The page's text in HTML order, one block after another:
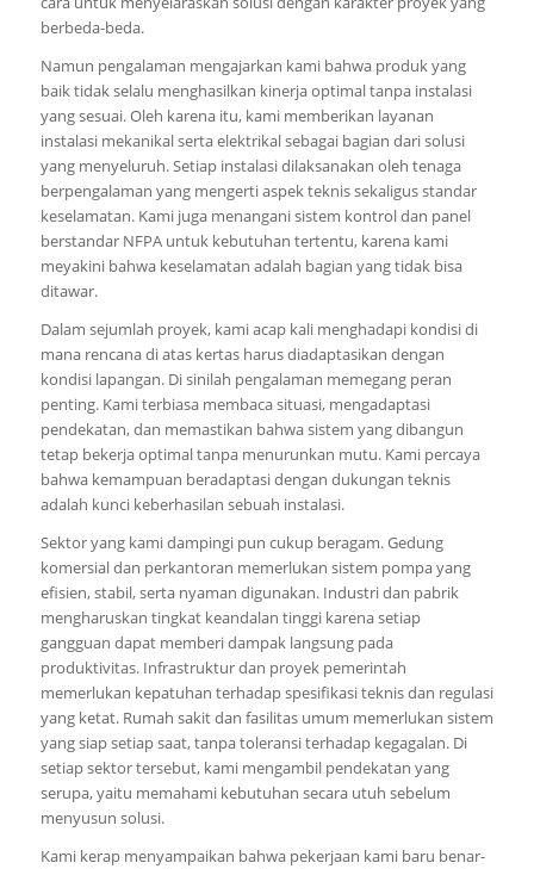
berbeda-beda.
Namun pengalaman mengajarkan kami bahwa produk yang
baik tidak selalu menghasilkan kinerja optimal tanpa instalasi
yang sesuai. Oleh karena itu, kami memberikan layanan
instalasi mekanikal serta elektrikal sebagai bagian dari solusi
yang menyeluruh. Setiap instalasi dilaksanakan oleh tenaga
berpengalaman yang mengerti aspek teknis sekaligus standar
keselamatan. Kami juga menangani sistem kontrol dan panel
berstandar NFPA untuk kebutuhan tertentu, karena kami
meyakini bahwa keselamatan adalah bagian yang tidak bisa
ditawar.
Dalam sejumlah proyek, kami acap kali menghadapi kondisi di
mana rencana di atas kertas harus diadaptasikan dengan
kondisi lapangan. Di sinilah pengalaman memegang peran
penting. Kami terbiasa membaca situasi, mengadaptasi
pendekatan, dan memastikan bahwa sistem yang dibangun
tetap bekerja optimal tanpa menurunkan mutu. Kami percaya
bahwa kemampuan beradaptasi dengan dukungan teknis
adalah kunci keberhasilan sebuah instalasi.
Sektor yang kami dampingi pun cukup beragam. Gedung
komersial dan perkantoran memerlukan sistem pompa yang
efisien, stabil, serta nyaman digunakan. Industri dan pabrik
mengharuskan tingkat keandalan tinggi karena setiap
gangguan dapat memberi dampak langsung pada
produktivitas. Infrastruktur dan proyek pemerintah
memerlukan kepatuhan terhadap spesifikasi teknis dan regulasi
yang ketat. Rumah sakit dan fasilitas umum memerlukan sistem
yang siap setiap saat, tanpa toleransi terhadap kegagalan. Di
setiap sektor tersebut, kami mengambil pendekatan yang
serupa, yaitu memahami kebutuhan secara utuh sebelum
menyusun solusi.
Kami kerap menyampaikan bahwa pekerjaan kami baru benar-